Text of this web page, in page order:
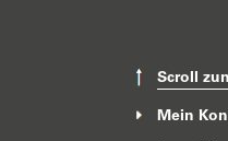
Scroll
Mein